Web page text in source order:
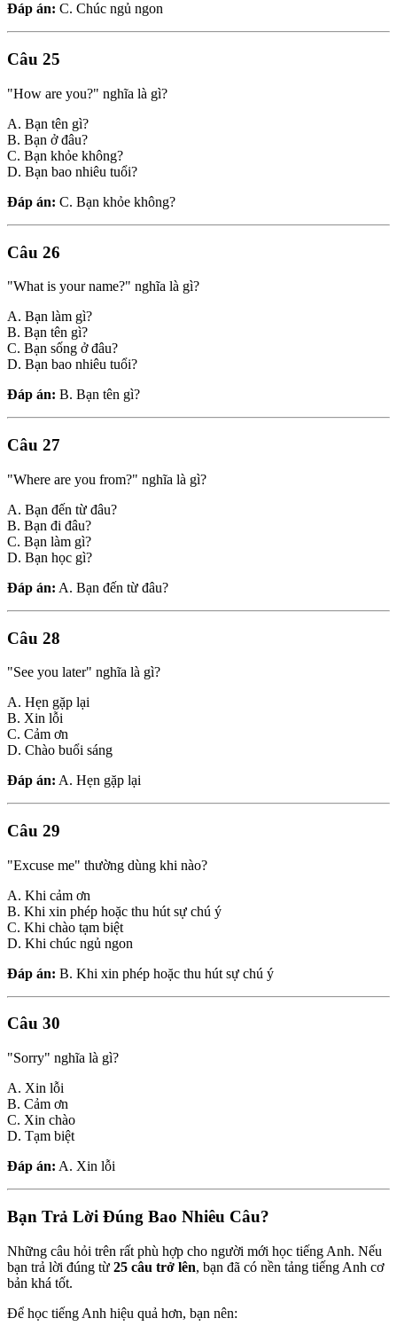
Đáp án: C. Chúc ngủ ngon
Câu 25
"How are you?" nghĩa là gì?
A. Bạn tên gì?
B. Bạn ở đâu?
C. Bạn khỏe không?
D. Bạn bao nhiêu tuổi?
Đáp án: C. Bạn khỏe không?
Câu 26
"What is your name?" nghĩa là gì?
A. Bạn làm gì?
B. Bạn tên gì?
C. Bạn sống ở đâu?
D. Bạn bao nhiêu tuổi?
Đáp án: B. Bạn tên gì?
Câu 27
"Where are you from?" nghĩa là gì?
A. Bạn đến từ đâu?
B. Bạn đi đâu?
C. Bạn làm gì?
D. Bạn học gì?
Đáp án: A. Bạn đến từ đâu?
Câu 28
"See you later" nghĩa là gì?
A. Hẹn gặp lại
B. Xin lỗi
C. Cảm ơn
D. Chào buổi sáng
Đáp án: A. Hẹn gặp lại
Câu 29
"Excuse me" thường dùng khi nào?
A. Khi cảm ơn
B. Khi xin phép hoặc thu hút sự chú ý
C. Khi chào tạm biệt
D. Khi chúc ngủ ngon
Đáp án: B. Khi xin phép hoặc thu hút sự chú ý
Câu 30
"Sorry" nghĩa là gì?
A. Xin lỗi
B. Cảm ơn
C. Xin chào
D. Tạm biệt
Đáp án: A. Xin lỗi
Bạn Trả Lời Đúng Bao Nhiêu Câu?
Những câu hỏi trên rất phù hợp cho người mới học tiếng Anh. Nếu
bạn trả lời đúng từ 25 câu trở lên, bạn đã có nền tảng tiếng Anh cơ
bản khá tốt.
Để học tiếng Anh hiệu quả hơn, bạn nên: